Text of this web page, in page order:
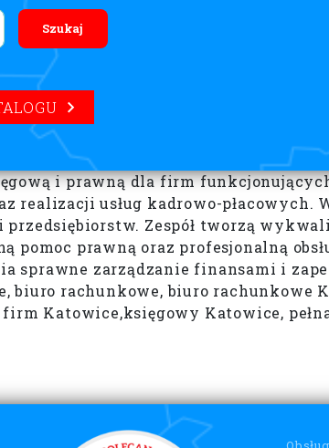
i prawną dla firm
realizacji usług kadrowo-płacowych.
Zespół tworzą
prawną oraz profesjonalną
sprawne zarządzanie finansami i
rachunkowe, biuro rachunkowe
Katowice,księgowy Katowice,